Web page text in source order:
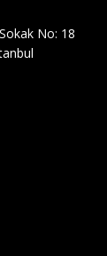
No: 18